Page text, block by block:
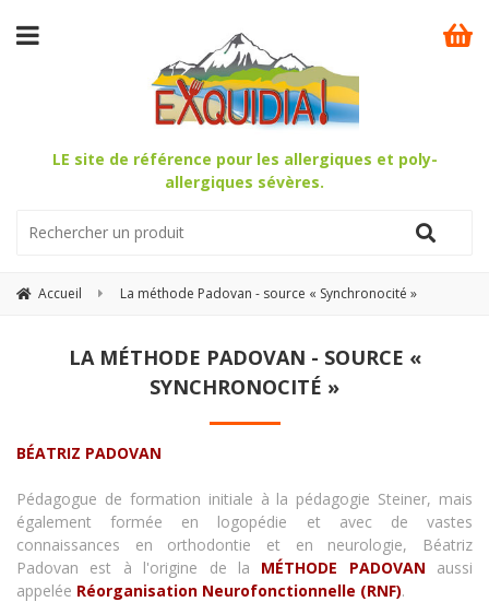
LE site de référence pour les allergiques et poly-
allergiques sévères.
Accueil La méthode Padovan - source « Synchronocité »
LA MÉTHODE PADOVAN - SOURCE «
SYNCHRONOCITÉ »
BÉATRIZ PADOVAN
Pédagogue de formation initiale à la pédagogie Steiner, mais
également formée en logopédie et avec de vastes
connaissances en orthodontie et en neurologie, Béatriz
Padovan est à l'origine de la MÉTHODE PADOVAN aussi
appelée Réorganisation Neurofonctionnelle (RNF).